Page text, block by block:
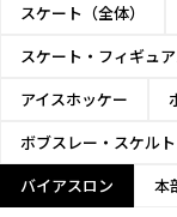
女子 7.5kmス
プリント
女子 10kmパ
女子 12.5km
マススタート
スケート（全体）
スケート・フィギュ
アイスホッケー
ボブスレー・スケル
バイアスロン
本